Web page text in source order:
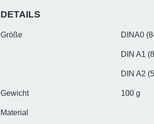
DETAILS
Größe DINA0
DIN A1
DIN A2
Gewicht 100 g
Material